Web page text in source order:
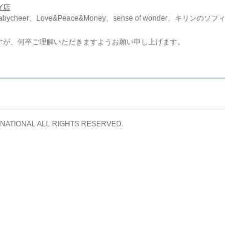
店
、Love&Peace&Money、sense of wonder、キリンのソフィ
、何卒ご理解いただきますようお願い申し上げます。